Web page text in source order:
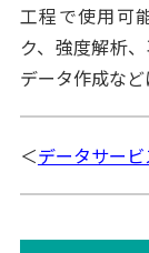
工程で使用可
ク、強度解析
データ作成など
＜データサー